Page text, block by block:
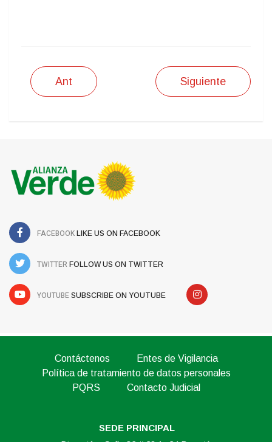
Ant Siguiente
FACEBOOK LIKE US ON FACEBOOK
TWITTER FOLLOW US ON TWITTER
YOUTUBE SUBSCRIBE ON YOUTUBE
Contáctenos
Entes de Vigilancia
Política de tratamiento de datos personales
PQRS
Contacto Judicial
SEDE PRINCIPAL